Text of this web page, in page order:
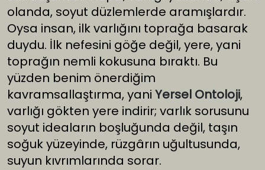
olanda, soyut düzlemlerde aramışlardır.
Oysa insan, ilk varlığını toprağa basarak
duydu. İlk nefesini göğe değil, yere, yani
toprağın nemli kokusuna bıraktı. Bu
yüzden benim önerdiğim
kavramsallaştırma, yani Yersel Ontoloji,
varlığı gökten yere indirir; varlık sorusunu
soyut ideaların boşluğunda değil, taşın
soğuk yüzeyinde, rüzgârın uğultusunda,
suyun kıvrımlarında sorar.